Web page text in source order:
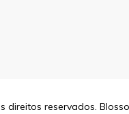
direitos reservados.